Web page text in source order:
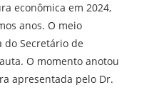
econômica em 2024,
anos. O meio
do Secretário de
O momento anotou
apresentada pelo Dr.